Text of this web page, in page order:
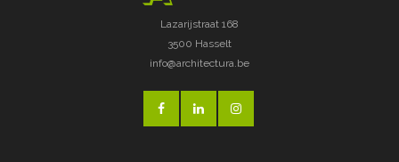
Lazarijstraat 168
3500 Hasselt
info@architectura.be